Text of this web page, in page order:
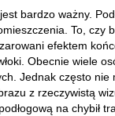
bardzo ważny.
To, czy
efektem
Obecnie wiele
Jednak często
z rzeczywistą
na chybił